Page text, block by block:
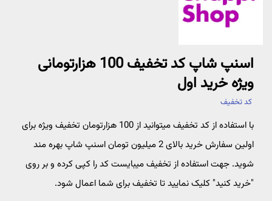
اسنپ شاپ کد تخفیف 100 هزارتومانی
ویژه خرید اول
کد تخفیف
با استفاده از کد تخفیف میتوانید از 100 هزارتومان تخفیف ویژه برای
اولین سفارش خرید بالای 2 میلیون تومان اسنپ شاپ بهره مند
شوید. جهت استفاده از تخفیف میبایست کد را کپی کرده و بر روی
"خرید کنید" کلیک نمایید تا تخفیف برای شما اعمال شود.